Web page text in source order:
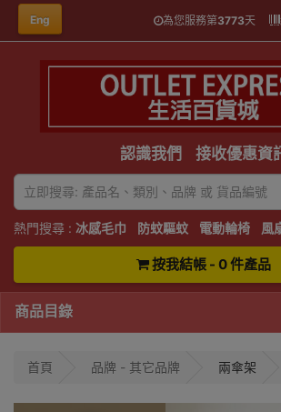
Eng 為您服務第3773天
認識我們 接收優惠資
熱門搜尋 : 冰感毛巾 防蚊驅蚊 電動輪椅 風
按我結帳 - 0 件產品
商品目錄
首頁 品牌 - 其它品牌 兩傘架